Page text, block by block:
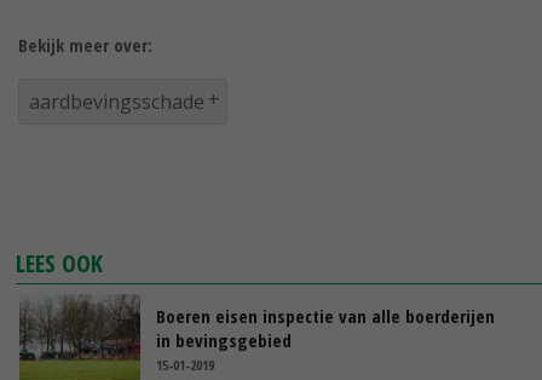
Bekijk meer over:
aardbevingsschade
LEES OOK
Boeren eisen inspectie van alle boerderijen
in bevingsgebied
15-01-2019